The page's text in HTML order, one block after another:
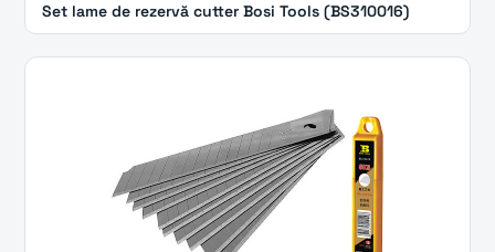
Set lame de rezervă cutter Bosi Tools (BS310016)